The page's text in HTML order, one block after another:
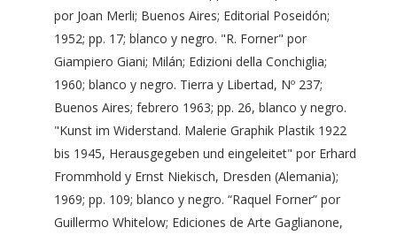
por Joan Merli; Buenos Aires; Editorial Poseidón;
1952; pp. 17; blanco y negro. "R. Forner" por
Giampiero Giani; Milán; Edizioni della Conchiglia;
1960; blanco y negro. Tierra y Libertad, Nº 237;
Buenos Aires; febrero 1963; pp. 26, blanco y negro.
"Kunst im Widerstand. Malerie Graphik Plastik 1922
bis 1945, Herausgegeben und eingeleitet" por Erhard
Frommhold y Ernst Niekisch, Dresden (Alemania);
1969; pp. 109; blanco y negro. “Raquel Forner” por
Guillermo Whitelow; Ediciones de Arte Gaglianone,